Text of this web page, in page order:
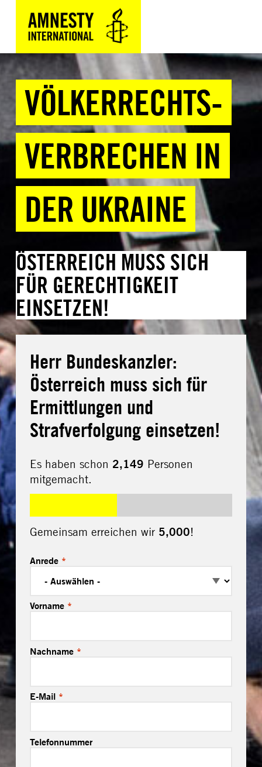
VÖLKERRECHTS-
VERBRECHEN IN
DER UKRAINE
ÖSTERREICH MUSS SICH
FÜR GERECHTIGKEIT
EINSETZEN!
Herr Bundeskanzler:
Österreich muss sich für
Ermittlungen und
Strafverfolgung einsetzen!
Es haben schon 2,149 Personen
mitgemacht.
Gemeinsam erreichen wir 5,000!
Anrede *
Vorname *
Nachname *
E-Mail *
Telefonnummer